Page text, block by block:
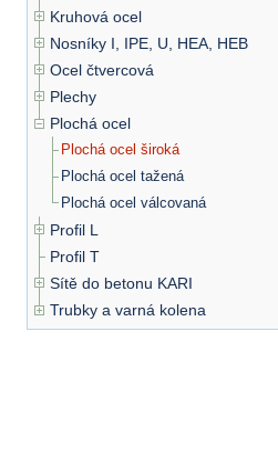
Kruhová ocel
Nosníky I, IPE, U, HEA, HEB
Ocel čtvercová
Plechy
Plochá ocel
Plochá ocel široká
Plochá ocel tažená
Plochá ocel válcovaná
Profil L
Profil T
Sítě do betonu KARI
Trubky a varná kolena